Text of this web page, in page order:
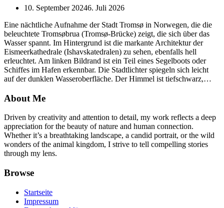
10. September 20246. Juli 2026
Eine nächtliche Aufnahme der Stadt Tromsø in Norwegen, die die
beleuchtete Tromsøbrua (Tromsø-Brücke) zeigt, die sich über das
Wasser spannt. Im Hintergrund ist die markante Architektur der
Eismeerkathedrale (Ishavskatedralen) zu sehen, ebenfalls hell
erleuchtet. Am linken Bildrand ist ein Teil eines Segelboots oder
Schiffes im Hafen erkennbar. Die Stadtlichter spiegeln sich leicht
auf der dunklen Wasseroberfläche. Der Himmel ist tiefschwarz,…
About Me
Driven by creativity and attention to detail, my work reflects a deep
appreciation for the beauty of nature and human connection.
Whether it’s a breathtaking landscape, a candid portrait, or the wild
wonders of the animal kingdom, I strive to tell compelling stories
through my lens.
Browse
Startseite
Impressum